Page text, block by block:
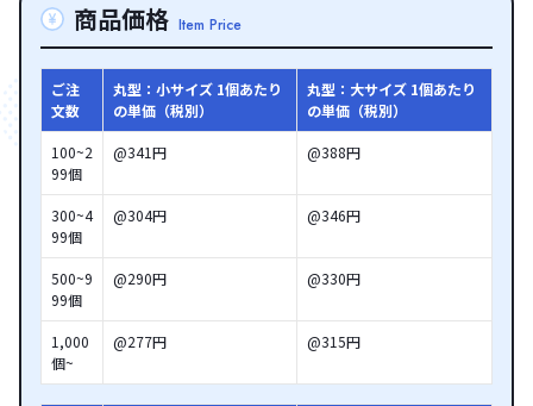
商品価格 Item Price
ご注
文数
丸型：小サイズ 1個あたり
の単価（税別）
丸型：大サイズ 1個あたり
の単価（税別）
100~2
99個
@341円 @388円
300~4
99個
@304円 @346円
500~9
99個
@290円 @330円
1,000
個~
@277円 @315円